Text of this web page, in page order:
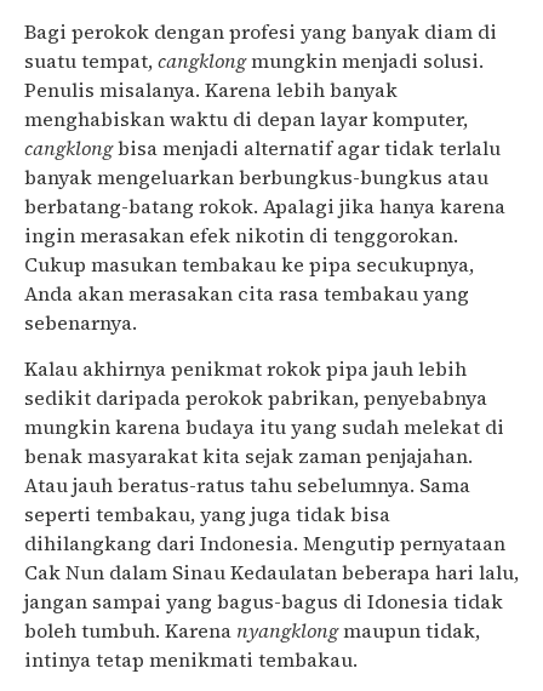
Bagi perokok dengan profesi yang banyak diam di
suatu tempat,cangklongmungkin menjadi solusi.
Penulis misalanya. Karena lebih banyak
menghabiskan waktu di depan layar komputer,
cangklongbisa menjadi alternatif agar tidak terlalu
banyak mengeluarkan berbungkus-bungkus atau
berbatang-batang rokok. Apalagi jika hanya karena
ingin merasakan efek nikotin di tenggorokan.
Cukup masukan tembakau ke pipa secukupnya,
Anda akan merasakan cita rasa tembakau yang
sebenarnya.
Kalau akhirnya penikmat rokok pipa jauh lebih
sedikit daripada perokok pabrikan, penyebabnya
mungkin karena budaya itu yang sudah melekat di
benak masyarakat kita sejak zaman penjajahan.
Atau jauh beratus-ratus tahu sebelumnya. Sama
seperti tembakau, yang juga tidak bisa
dihilangkang dari Indonesia. Mengutip pernyataan
Cak Nun dalam Sinau Kedaulatan beberapa hari lalu,
jangan sampai yang bagus-bagus di Idonesia tidak
boleh tumbuh. Karena nyangklongmaupun tidak,
intinya tetap menikmati tembakau.